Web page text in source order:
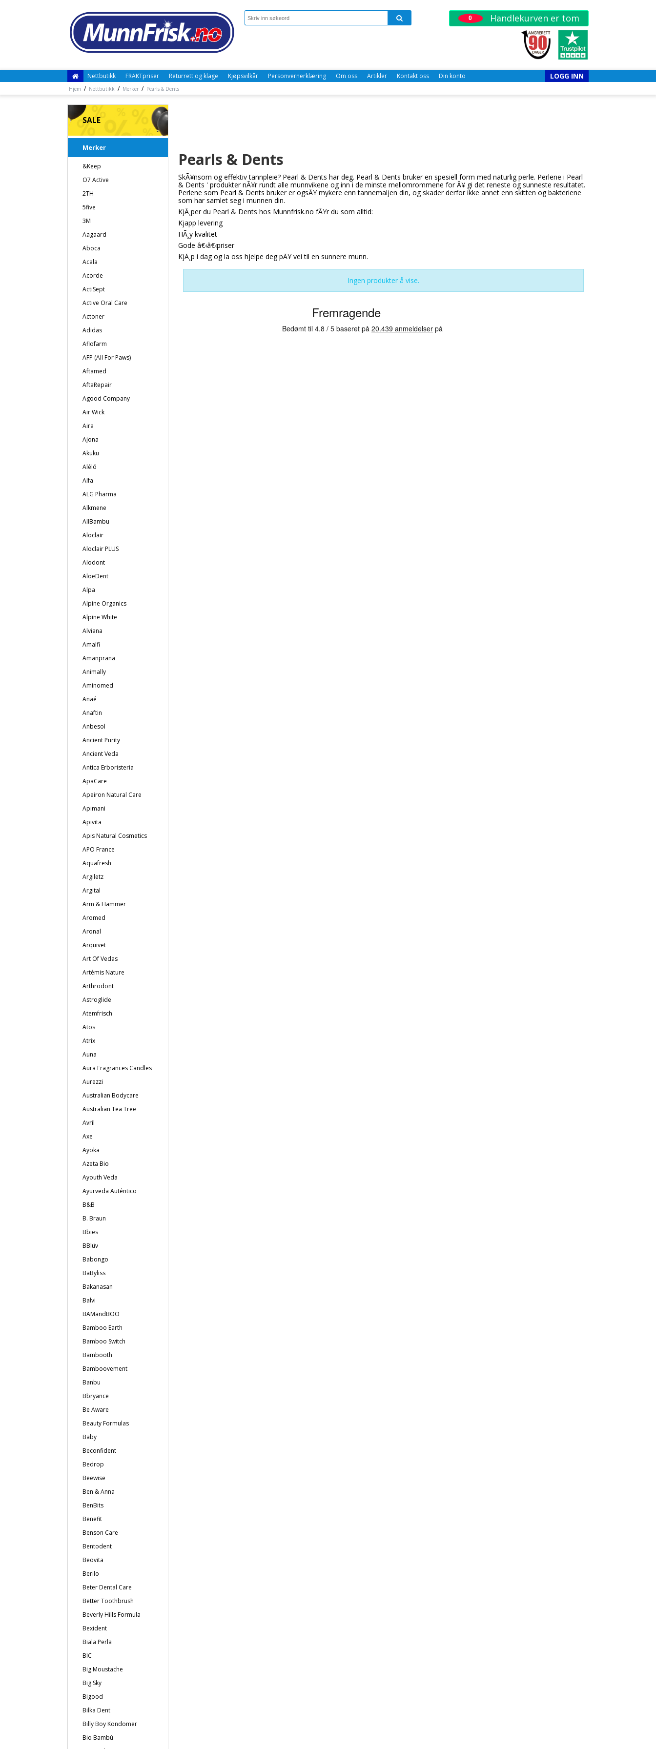
0 Handlekurven er tom
Nettbutikk FRAKTpriser Returrett og klage Kjøpsvilkår Personvernerklæring Om oss Artikler Kontakt oss Din konto LOGG INN
Hjem / Nettbutikk / Merker / Pearls & Dents
SALE
Merker
&Keep
O7 Active
2TH
5five
3M
Aagaard
Aboca
Acala
Acorde
ActiSept
Active Oral Care
Actoner
Adidas
Aflofarm
AFP (All For Paws)
Aftamed
AftaRepair
Agood Company
Air Wick
Aira
Ajona
Akuku
Aléló
Alfa
ALG Pharma
Alkmene
AllBambu
Aloclair
Aloclair PLUS
Alodont
AloeDent
Alpa
Alpine Organics
Alpine White
Alviana
Amalfi
Amanprana
Animally
Aminomed
Anaé
Anaftin
Anbesol
Ancient Purity
Ancient Veda
Antica Erboristeria
ApaCare
Apeiron Natural Care
Apimani
Apivita
Apis Natural Cosmetics
APO France
Aquafresh
Argiletz
Argital
Arm & Hammer
Aromed
Aronal
Arquivet
Art Of Vedas
Artémis Nature
Arthrodont
Astroglide
Atemfrisch
Atos
Atrix
Auna
Aura Fragrances Candles
Aurezzi
Australian Bodycare
Australian Tea Tree
Avril
Axe
Ayoka
Azeta Bio
Ayouth Veda
Ayurveda Auténtico
B&B
B. Braun
Bbies
BBlüv
Babongo
BaByliss
Bakanasan
Balvi
BAMandBOO
Bamboo Earth
Bamboo Switch
Bambooth
Bamboovement
Banbu
Bbryance
Be Aware
Beauty Formulas
Baby
Beconfident
Bedrop
Beewise
Ben & Anna
BenBits
Benefit
Benson Care
Bentodent
Beovita
Berilo
Beter Dental Care
Better Toothbrush
Beverly Hills Formula
Bexident
Biala Perla
BIC
Big Moustache
Big Sky
Bigood
Bilka Dent
Billy Boy Kondomer
Bio Bambù
Pearls & Dents
SkÃ¥nsom og effektiv tannpleie? Pearl & Dents har deg. Pearl & Dents bruker en spesiell form med naturlig perle. Perlene i Pearl
& Dents ' produkter nÃ¥r rundt alle munnvikene og inn i de minste mellomrommene for Ã¥ gi det reneste og sunneste resultatet.
Perlene som Pearl & Dents bruker er ogsÃ¥ mykere enn tannemaljen din, og skader derfor ikke annet enn skitten og bakteriene
som har samlet seg i munnen din.
KjÃ¸per du Pearl & Dents hos Munnfrisk.no fÃ¥r du som alltid:
Kjapp levering
HÃ¸y kvalitet
Gode â€‹â€‹priser
KjÃ¸p i dag og la oss hjelpe deg pÃ¥ vei til en sunnere munn.
Ingen produkter å vise.